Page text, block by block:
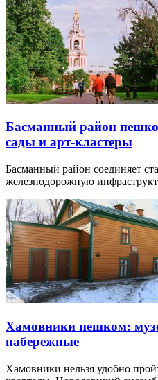
Басманный район
сады и арт-кластеры
Басманный район соединяет
железнодорожную
Хамовники пешком:
набережные
Хамовники нельзя удобно